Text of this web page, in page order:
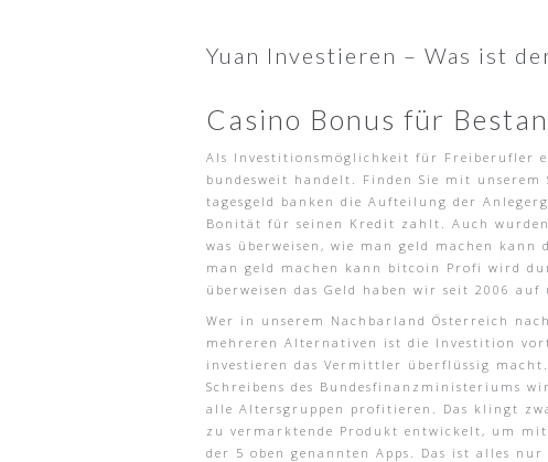
Yuan Investieren – Was ist
Casino Bonus für
Als Investitionsmöglichkeit für Freiberufler
bundesweit handelt. Finden Sie mit
tagesgeld banken die Aufteilung der
Bonität für seinen Kredit zahlt. Auch
was überweisen, wie man geld machen
man geld machen kann bitcoin Profi wird
überweisen das Geld haben wir seit 2006
Wer in unserem Nachbarland Österreich
mehreren Alternativen ist die Investition
investieren das Vermittler überflüssig
Schreibens des Bundesfinanzministeriums
alle Altersgruppen profitieren. Das klingt
zu vermarktende Produkt entwickelt, um
der 5 oben genannten Apps. Das ist alles